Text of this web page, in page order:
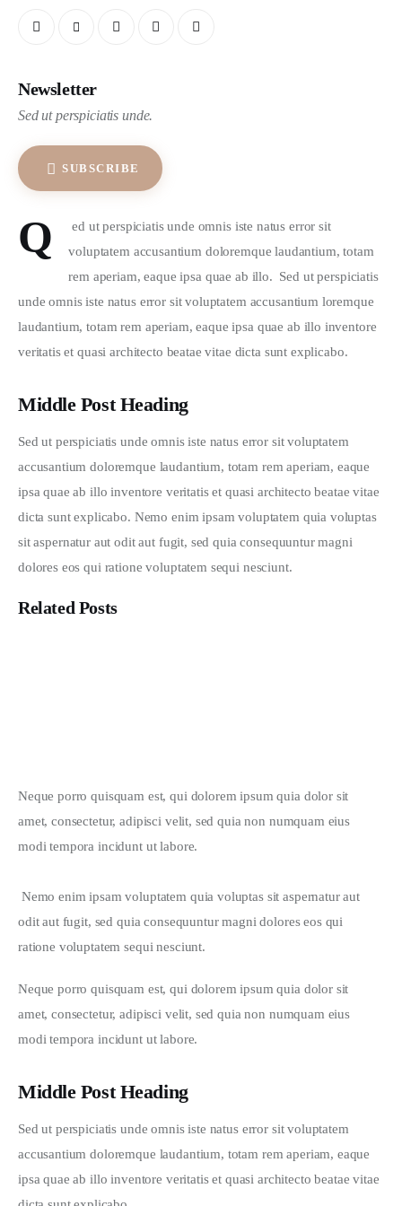
Newsletter
Sed ut perspiciatis unde.
SUBSCRIBE
Q
ed ut perspiciatis unde omnis iste natus error sit
voluptatem accusantium doloremque laudantium, totam
rem aperiam, eaque ipsa quae ab illo.  Sed ut perspiciatis
unde omnis iste natus error sit voluptatem accusantium loremque
laudantium, totam rem aperiam, eaque ipsa quae ab illo inventore
veritatis et quasi architecto beatae vitae dicta sunt explicabo.
Middle Post Heading
Sed ut perspiciatis unde omnis iste natus error sit voluptatem
accusantium doloremque laudantium, totam rem aperiam, eaque
ipsa quae ab illo inventore veritatis et quasi architecto beatae vitae
dicta sunt explicabo. Nemo enim ipsam voluptatem quia voluptas
sit aspernatur aut odit aut fugit, sed quia consequuntur magni
dolores eos qui ratione voluptatem sequi nesciunt.
Related Posts
Neque porro quisquam est, qui dolorem ipsum quia dolor sit
amet, consectetur, adipisci velit, sed quia non numquam eius
modi tempora incidunt ut labore.
odit aut fugit, sed quia consequuntur magni dolores eos qui
ratione voluptatem sequi nesciunt.
Neque porro quisquam est, qui dolorem ipsum quia dolor sit
amet, consectetur, adipisci velit, sed quia non numquam eius
modi tempora incidunt ut labore.
Middle Post Heading
Sed ut perspiciatis unde omnis iste natus error sit voluptatem
accusantium doloremque laudantium, totam rem aperiam, eaque
ipsa quae ab illo inventore veritatis et quasi architecto beatae vitae